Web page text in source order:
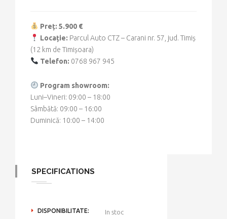
Preț: 5.900 €
Locație: Parcul Auto CTZ – Carani nr. 57, jud. Timiș
(12 km de Timișoara)
Telefon: 0768 967 945
Program showroom:
Luni–Vineri: 09:00 – 18:00
Sâmbătă: 09:00 – 16:00
Duminică: 10:00 – 14:00
SPECIFICATIONS
DISPONIBILITATE: In stoc